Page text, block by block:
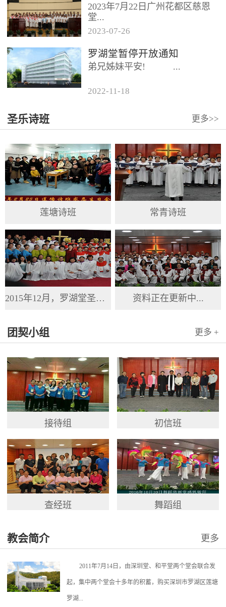
2023年7月22日广州花都区慈恩
堂...
联合诗班在叶海莲牧师的带领
下，先后到访基督教和平堂、深
圳堂。 上午和平堂教...
2023-07-26
罗湖堂暂停开放通知
弟兄姊妹平安! ...
2022-11-18
圣乐诗班 更多>>
莲塘诗班 常青诗班
2015年12月，罗湖堂圣诞节 资料正在更新中...
团契小组 更多 +
接待组 初信班
查经班 舞蹈组
教会简介 更多
2011年7月14日，由深圳堂、和平堂两个堂会联合发
起，集中两个堂会十多年的积蓄，购买深圳市罗湖区莲塘
罗湖...